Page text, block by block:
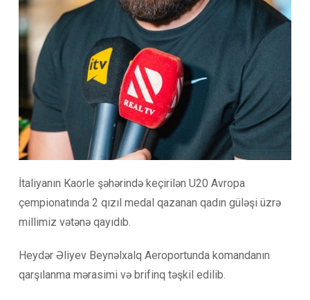
İtaliyanın Kaorle şəhərində keçirilən U20 Avropa
çempionatında 2 qızıl medal qazanan qadın güləşi üzrə
millimiz vətənə qayıdıb.
Heydər Əliyev Beynəlxalq Aeroportunda komandanın
qarşılanma mərasimi və brifinq təşkil edilib.